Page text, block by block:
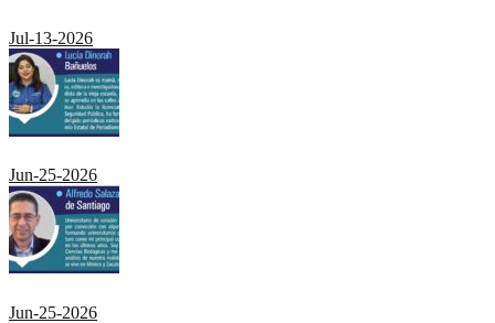
Jul-13-2026
Jun-25-2026
Jun-25-2026